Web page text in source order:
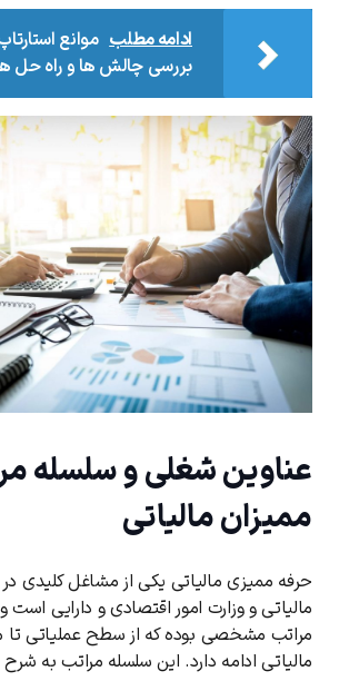
ادامه مطلب موانع
بررسی چالش ها و راه حل
عناوین شغلی و سلسله
ممیزان مالیاتی
حرفه ممیزی مالیاتی یکی از مشاغل کلیدی در
مالیاتی و وزارت امور اقتصادی و دارایی است
مراتب مشخصی بوده که از سطح عملیاتی تا
مالیاتی ادامه دارد. این سلسله ‌مراتب به